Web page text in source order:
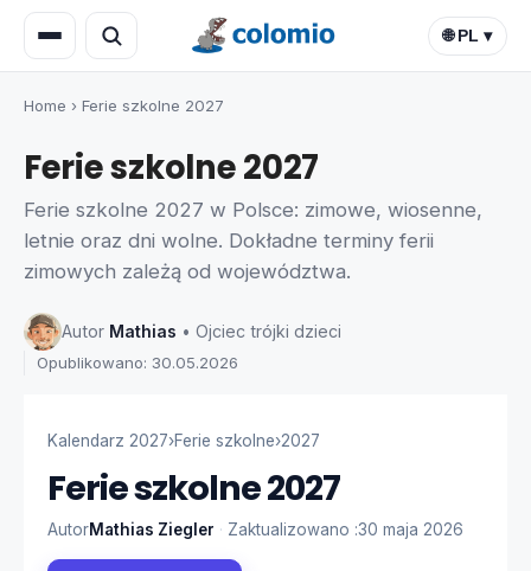
🌐 PL ▾
Home › Ferie szkolne 2027
Ferie szkolne 2027
Ferie szkolne 2027 w Polsce: zimowe, wiosenne,
letnie oraz dni wolne. Dokładne terminy ferii
zimowych zależą od województwa.
Autor Mathias • Ojciec trójki dzieci
Opublikowano: 30.05.2026
Kalendarz 2027›Ferie szkolne›2027
Ferie szkolne 2027
AutorMathias Ziegler · Zaktualizowano :30 maja 2026